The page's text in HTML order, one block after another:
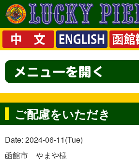
ご配慮をいただき
Date: 2024-06-11(Tue)
函館市 やまや様